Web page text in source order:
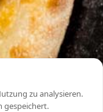
zu analysieren.
gespeichert.